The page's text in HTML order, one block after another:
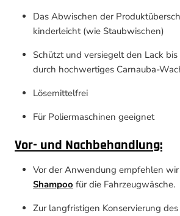
Das Abwischen der
kinderleicht (wie Staubwischen)
Schützt und versiegelt den Lack
durch hochwertiges Carnauba-
Lösemittelfrei
Für Poliermaschinen geeignet
Vor- und Nachbehandlung:
Vor der Anwendung empfehlen
Shampoo für die Fahrzeugwäsche.
Zur langfristigen Konservierung des